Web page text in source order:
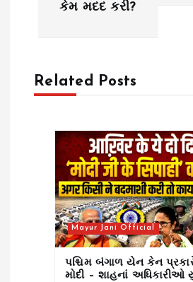
v
કેમ મદદ કરી?
Related Posts
Mayur Jani Official
પશ્ચિમ બંગાળ યેન કેન
મોદી – શાહનાં અધિકારીઓ